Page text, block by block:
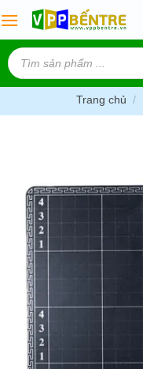
to
content
Tìm
kiếm
sản
phẩm
Trang chủ /